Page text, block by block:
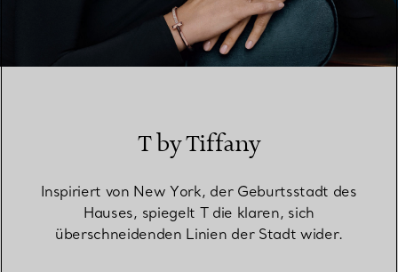
T by Tiffany
Inspiriert von New York, der Geburtsstadt des
Hauses, spiegelt T die klaren, sich
überschneidenden Linien der Stadt wider.